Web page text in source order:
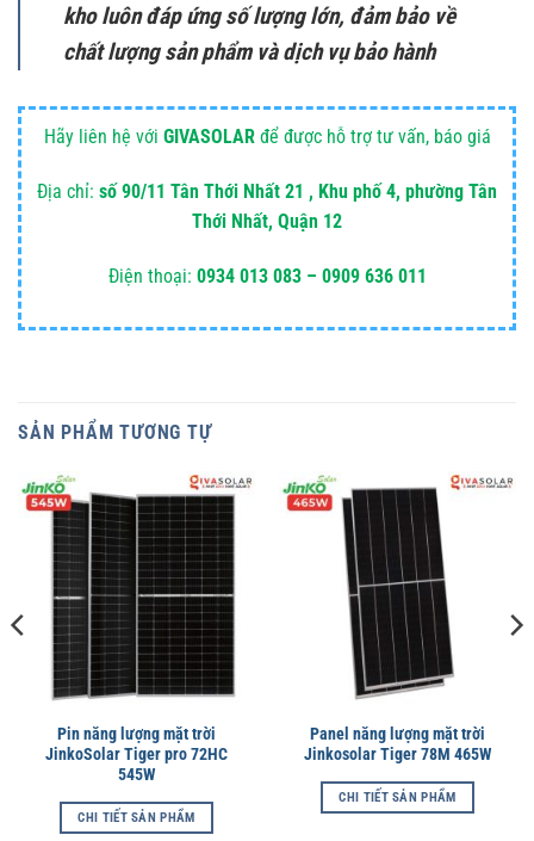
kho luôn đáp ứng số lượng lớn, đảm bảo về
chất lượng sản phẩm và dịch vụ bảo hành
Hãy liên hệ với GIVASOLARđể được hỗ trợ tư vấn, báo giá
Địa chỉ: số 90/11 Tân Thới Nhất 21 , Khu phố 4, phường Tân
Thới Nhất, Quận 12
Điện thoại: 0934 013 083 – 0909 636 011
SẢN PHẨM TƯƠNG TỰ
Pin năng lượng mặt trời
JinkoSolar Tiger pro 72HC
545W
CHI TIẾT SẢN PHẨM
Panel năng lượng mặt trời
Jinkosolar Tiger 78M 465W
CHI TIẾT SẢN PHẨM